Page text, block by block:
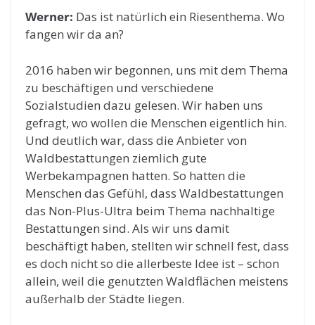
Werner: Das ist natürlich ein Riesenthema. Wo
fangen wir da an?
2016 haben wir begonnen, uns mit dem Thema
zu beschäftigen und verschiedene
Sozialstudien dazu gelesen. Wir haben uns
gefragt, wo wollen die Menschen eigentlich hin.
Und deutlich war, dass die Anbieter von
Waldbestattungen ziemlich gute
Werbekampagnen hatten. So hatten die
Menschen das Gefühl, dass Waldbestattungen
das Non-Plus-Ultra beim Thema nachhaltige
Bestattungen sind. Als wir uns damit
beschäftigt haben, stellten wir schnell fest, dass
es doch nicht so die allerbeste Idee ist – schon
allein, weil die genutzten Waldflächen meistens
außerhalb der Städte liegen.